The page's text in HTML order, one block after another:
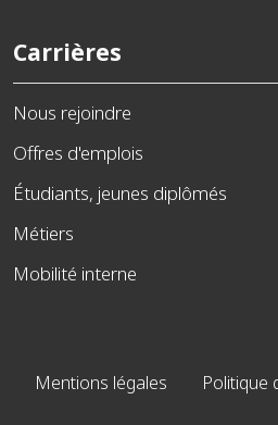
Carrières
Nous rejoindre
Offres d'emplois
Étudiants, jeunes diplômés
Métiers
Mobilité interne
Mentions légales Politique